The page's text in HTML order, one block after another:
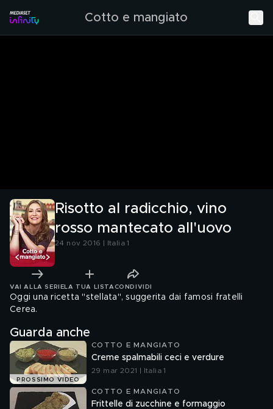
Cotto e mangiato
Risotto al radicchio, vino
rosso mantecato all'uovo
24 nov 2016 | Italia 1
VAI ALLA SERIE LA TUA LISTA CONDIVIDI
Oggi una ricetta "stellata", suggerita dai famosi fratelli
Cerea.
Guarda anche
PROSSIMO VIDEO
COTTO E MANGIATO
Creme spalmabili ceci e verdure
29 mar 2021 | Italia 1
COTTO E MANGIATO
Frittelle di zucchine e formaggio